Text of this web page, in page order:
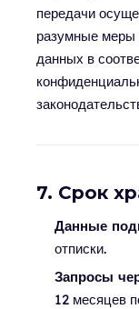
передачи
разумные меры
данных в
7. Срок
Данные
отписки.
Запросы
12 месяцев